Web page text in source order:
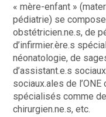
« mère-enfant »
pédiatrie) se
obstétricien.ne.s, de
d’infirmier.ère.s
néonatologie, de
d’assistant.e.s
sociaux.ales de
spécialisés comme
chirurgien.ne.s, etc.